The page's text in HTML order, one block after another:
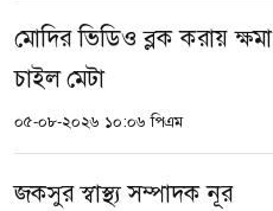
মোদির ভিডিও ব্লক করায় ক্ষমা
চাইল মেটা
০৫-০৮-২০২৬ ১০:০৬ পিএম
জকসুর স্বাস্থ্য সম্পাদক নূর